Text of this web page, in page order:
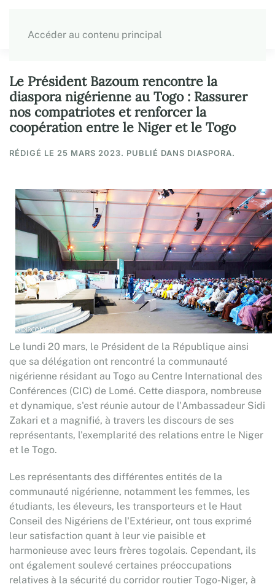
Accéder au contenu principal
Le Président Bazoum rencontre la
diaspora nigérienne au Togo : Rassurer
nos compatriotes et renforcer la
coopération entre le Niger et le Togo
RÉDIGÉ LE 25 MARS 2023. PUBLIÉ DANS DIASPORA.
Le lundi 20 mars, le Président de la République ainsi
que sa délégation ont rencontré la communauté
nigérienne résidant au Togo au Centre International des
Conférences (CIC) de Lomé. Cette diaspora, nombreuse
et dynamique, s'est réunie autour de l'Ambassadeur Sidi
Zakari et a magnifié, à travers les discours de ses
représentants, l'exemplarité des relations entre le Niger
et le Togo.
Les représentants des différentes entités de la
communauté nigérienne, notamment les femmes, les
étudiants, les éleveurs, les transporteurs et le Haut
Conseil des Nigériens de l'Extérieur, ont tous exprimé
leur satisfaction quant à leur vie paisible et
harmonieuse avec leurs frères togolais. Cependant, ils
ont également soulevé certaines préoccupations
relatives à la sécurité du corridor routier Togo-Niger, à